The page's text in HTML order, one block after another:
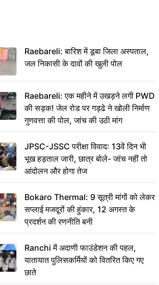
Raebareli: बारिश में डूबा जिला अस्पताल,
जल निकासी के दावों की खुली पोल
Raebareli: एक महीने में उखड़ने लगी PWD
की सड़क! जेल रोड पर गड्ढे ने खोली निर्माण
गुणवत्ता की पोल, जांच की उठी मांग
JPSC-JSSC परीक्षा विवाद: 13वें दिन भी
भूख हड़ताल जारी, छात्र बोले- जांच नहीं तो
आंदोलन और होगा तेज
Bokaro Thermal: 9 सूत्री मांगों को लेकर
सप्लाई मजदूरों की हुंकार, 12 अगस्त के
प्रदर्शन की रणनीति बनी
Ranchi में अदाणी फाउंडेशन की पहल,
यातायात पुलिसकर्मियों को वितरित किए गए
छाते